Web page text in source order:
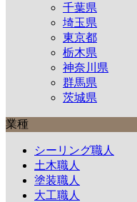
千葉県
埼玉県
東京都
栃木県
神奈川県
群馬県
茨城県
業種
シーリング職人
土木職人
塗装職人
大工職人